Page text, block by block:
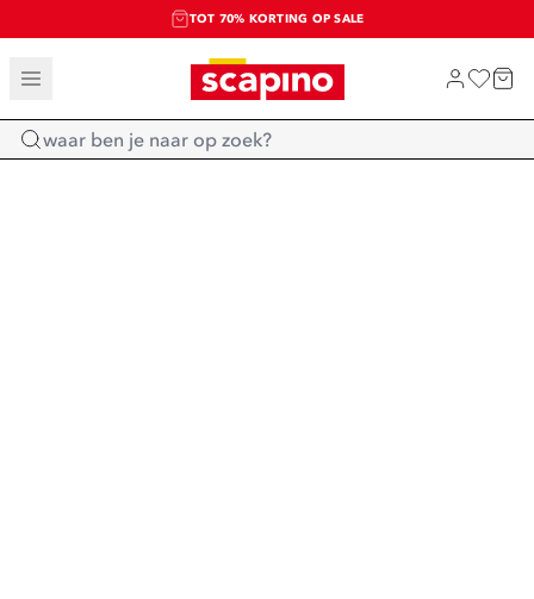
TOT 70% KORTING OP SALE
SALE: LAATSTE KANS!
SHOP NIEUW
Home